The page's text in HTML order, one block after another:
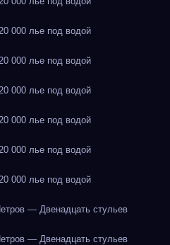
000 лье под водой
000 лье под водой
000 лье под водой
000 лье под водой
000 лье под водой
000 лье под водой
— Двенадцать стульев
— Двенадцать стульев